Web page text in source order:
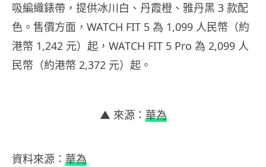
吸編織錶帶，提供冰川白、丹霞橙、雅丹黑 3 款配
色。售價方面，WATCH FIT 5 為 1,099 人民幣（約
港幣 1,242 元）起，WATCH FIT 5 Pro 為 2,099 人
民幣（約港幣 2,372 元）起。
▲ 來源： 華為
資料來源： 華為